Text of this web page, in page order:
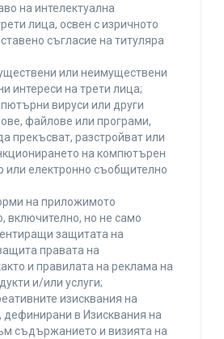
на интелектуална
лица, освен с изричното
съгласие на титуляра
или неимуществени
интереси на трети лица;
вируси или други
файлове или програми,
прекъсват, разстройват или
на компютърен
или електронно съобщително
на приложимото
включително, но не само
защитата на
правата на
и правилата на реклама на
и/или услуги;
изисквания на
дефинирани в Изисквания на
съдържанието и визията на